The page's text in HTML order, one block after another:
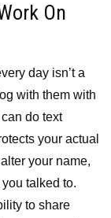
On
day isn’t a
with them with
do text
your actual
your name,
talked to.
to share